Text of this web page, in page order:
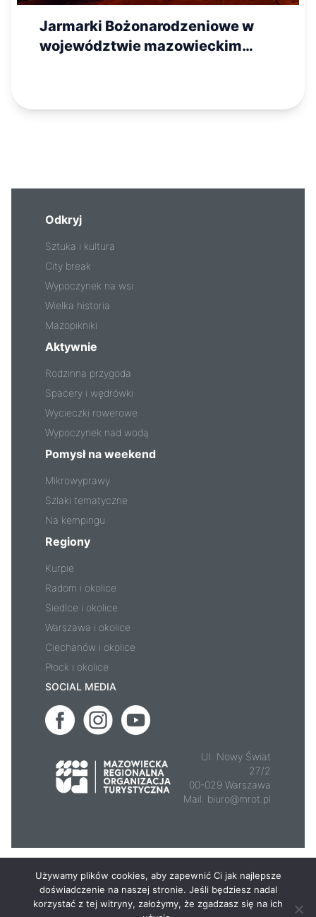
Jarmarki Bożonarodzeniowe w
województwie mazowieckim
Odkryj
Sztuka i kultura
City break
Wypoczynek na wsi
Wielka historia
Mazopikniki
Aktywnie
Rodzinna przygoda
Spacery i wędrówki
Wycieczki rowerowe
Wypoczynek nad wodą
Pomysł na weekend
Mikrowyprawy
Szlaki tematyczne
Na kempingu
Regiony
Kurpie
Radom i okolice
Siedlce i okolice
Warszawa i okolice
Ciechanów i okolice
Płock i okolice
SOCIAL MEDIA
Ul. Nowy Świat
27/2
00-029 Warszawa
Mail: biuro@mrot.pl
Używamy plików cookies, aby zapewnić Ci jak najlepsze
doświadczenie na naszej stronie. Jeśli będziesz nadal
korzystać z tej witryny, założymy, że zgadzasz się na ich